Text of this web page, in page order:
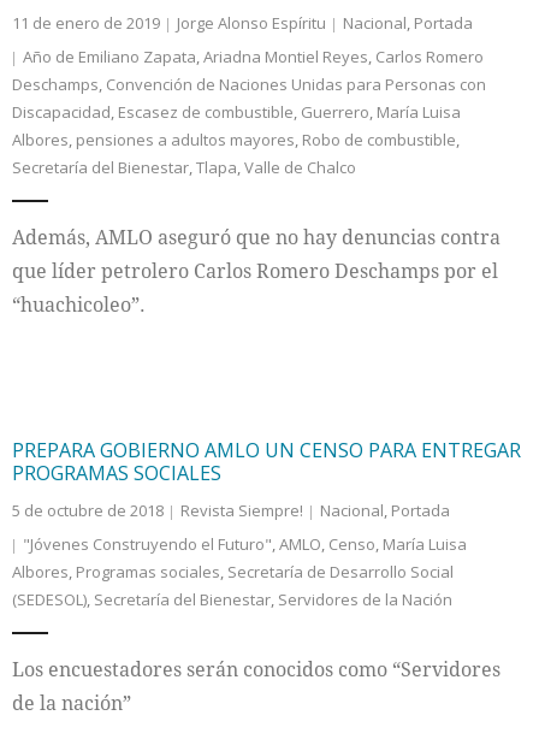
Colaboradores
Internacional
Cultura
11 de enero de 2019 Jorge Alonso Espíritu Nacional, Portada
Año de Emiliano Zapata,Ariadna Montiel Reyes, Carlos Romero
Deschamps, Convención de Naciones Unidas para Personas con
Discapacidad, Escasez de combustible, Guerrero, María Luisa
Albores, pensiones a adultos mayores, Robo de combustible,
Secretaría del Bienestar,Tlapa,Valle de Chalco
Además, AMLO aseguró que no hay denuncias contra
que líder petrolero Carlos Romero Deschamps por el
“huachicoleo”.
PREPARA GOBIERNO AMLO UN CENSO PARA ENTREGAR
PROGRAMAS SOCIALES
5 de octubre de 2018 Revista Siempre! Nacional, Portada
"Jóvenes Construyendo el Futuro",AMLO, Censo, María Luisa
Albores, Programas sociales, Secretaría de Desarrollo Social
(SEDESOL), Secretaría del Bienestar, Servidores de la Nación
Los encuestadores serán conocidos como “Servidores
de la nación”